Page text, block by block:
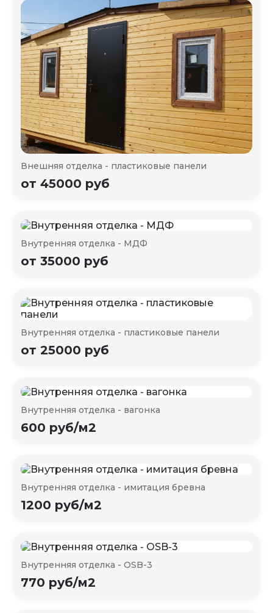
Внешняя отделка - пластиковые панели
от 45000 руб
Внутренняя отделка - МДФ
от 35000 руб
Внутренняя отделка - пластиковые панели
от 25000 руб
Внутренняя отделка - вагонка
600 руб/м2
Внутренняя отделка - имитация бревна
1200 руб/м2
Внутренняя отделка - OSB-3
770 руб/м2